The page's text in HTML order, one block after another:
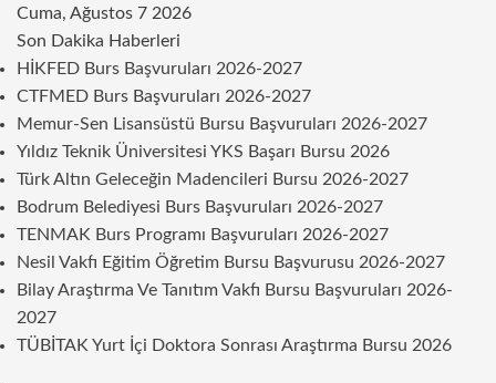
Cuma, Ağustos 7 2026
Son Dakika Haberleri
HİKFED Burs Başvuruları 2026-2027
CTFMED Burs Başvuruları 2026-2027
Memur-Sen Lisansüstü Bursu Başvuruları 2026-2027
Yıldız Teknik Üniversitesi YKS Başarı Bursu 2026
Türk Altın Geleceğin Madencileri Bursu 2026-2027
Bodrum Belediyesi Burs Başvuruları 2026-2027
TENMAK Burs Programı Başvuruları 2026-2027
Nesil Vakfı Eğitim Öğretim Bursu Başvurusu 2026-2027
Bilay Araştırma Ve Tanıtım Vakfı Bursu Başvuruları 2026-
2027
TÜBİTAK Yurt İçi Doktora Sonrası Araştırma Bursu 2026